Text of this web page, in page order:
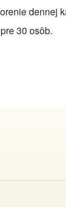
dennej
30 osôb.